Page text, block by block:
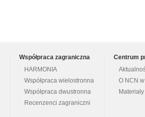
Współpraca zagraniczna
HARMONIA
Współpraca wielostronna
Współpraca dwustronna
Recenzenci zagraniczni
Centrum
O NCN